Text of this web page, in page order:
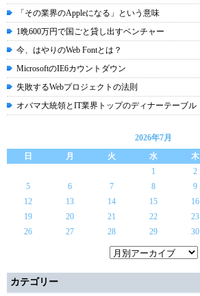
「その業界のAppleになる」という意味
1晩600万円で国ごと貸し出すベンチャー
今、はやりのWeb Fontとは？
MicrosoftのIE6カウントダウン
失敗するWebプロジェクトの法則
オバマ大統領とIT業界トップのディナーテーブル
2026年7月
日
月 火 水 木
1
2
5
6 7 8 9
12
13 14 15 16
19
20 21 22 23
26
27 28 29 30
カテゴリー